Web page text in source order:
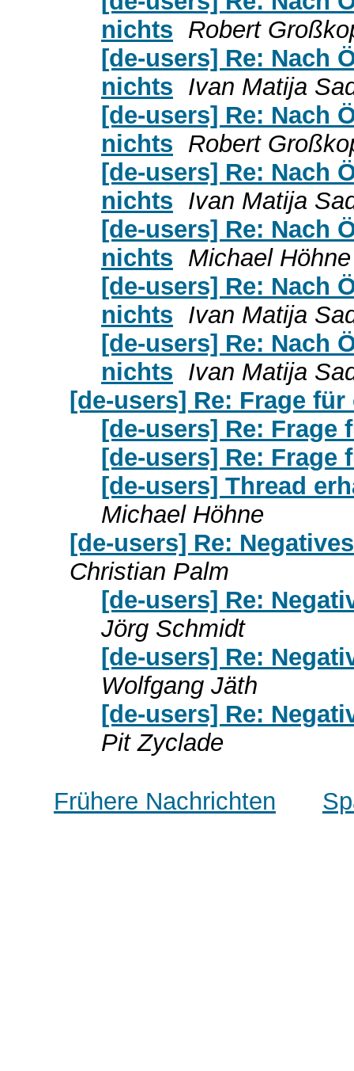
nichts Robert
[de-users] Re: Nach
nichts Ivan Matija
[de-users] Re: Nach
nichts Robert
[de-users] Re: Nach
nichts Ivan Matija
[de-users] Re: Nach
nichts Michael Höhne
[de-users] Re: Nach
nichts Ivan Matija
[de-users] Re: Nach
nichts Ivan Matija
[de-users] Re: Frage für
[de-users] Re: Frage
[de-users] Re: Frage
[de-users] Thread
Michael Höhne
[de-users] Re:
Christian Palm
[de-users] Re:
Jörg Schmidt
[de-users] Re:
Wolfgang Jäth
[de-users] Re:
Pit Zyclade
Frühere Nachrichten